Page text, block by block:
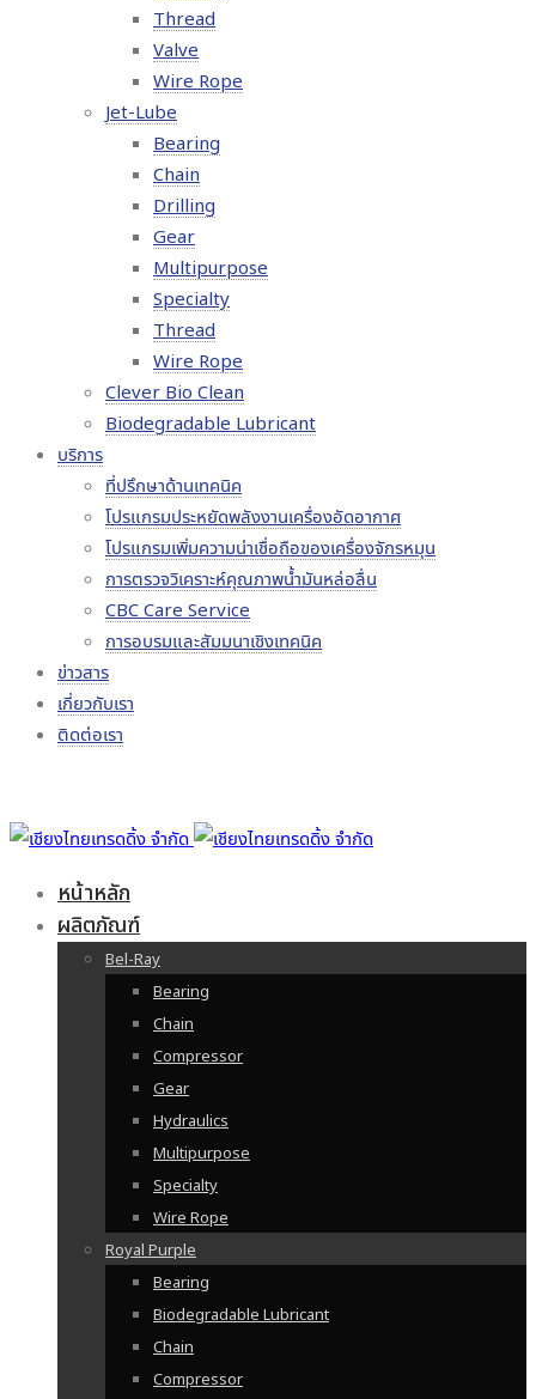
Thread
Valve
Wire Rope
Jet-Lube
Bearing
Chain
Drilling
Gear
Multipurpose
Specialty
Thread
Wire Rope
Clever Bio Clean
Biodegradable Lubricant
บริการ
ที่ปรึกษาด้านเทคนิค
โปรแกรมประหยัดพลังงานเครื่องอัดอากาศ
โปรแกรมเพิ่มความน่าเชื่อถือของเครื่องจักรหมุน
การตรวจวิเคราะห์คุณภาพน้ำมันหล่อลื่น
CBC Care Service
การอบรมและสัมมนาเชิงเทคนิค
ข่าวสาร
เกี่ยวกับเรา
ติดต่อเรา
หน้าหลัก
ผลิตภัณฑ์
Bel-Ray
Bearing
Chain
Compressor
Gear
Hydraulics
Multipurpose
Specialty
Wire Rope
Royal Purple
Bearing
Biodegradable Lubricant
Chain
Compressor